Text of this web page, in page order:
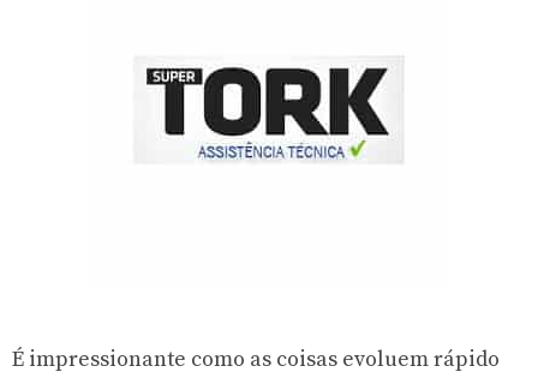
É impressionante como as coisas evoluem rápido